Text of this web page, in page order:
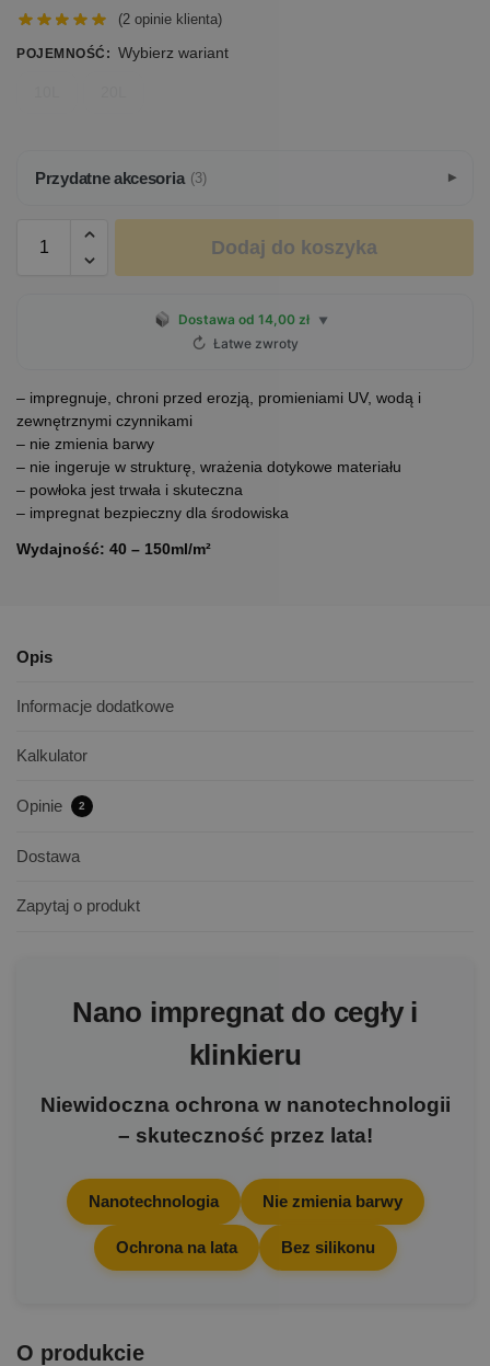
(2 opinie klienta)
POJEMNOŚĆ : Wybierz wariant
Przydatne akcesoria (3)
Dodaj do koszyka
Dostawa od 14,00 zł ▼
↻ Łatwe zwroty
– impregnuje, chroni przed erozją, promieniami UV, wodą i
zewnętrznymi czynnikami
– nie zmienia barwy
– nie ingeruje w strukturę, wrażenia dotykowe materiału
– powłoka jest trwała i skuteczna
– impregnat bezpieczny dla środowiska
Wydajność: 40 – 150ml/m²
Opis
Informacje dodatkowe
Kalkulator
Opinie 2
Dostawa
Zapytaj o produkt
Nano impregnat do cegły i
klinkieru
Niewidoczna ochrona w nanotechnologii
– skuteczność przez lata!
Nanotechnologia Nie zmienia barwy
Ochrona na lata Bez silikonu
O produkcie